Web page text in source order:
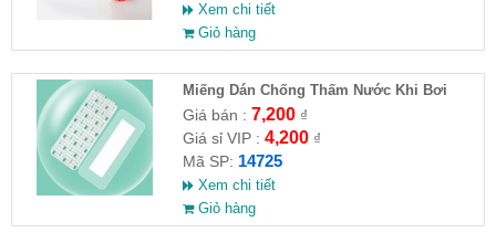
Xem chi tiết
Giỏ hàng
Miếng Dán Chống Thấm Nước Khi Bơi
Giá bán : 7,200₫
Giá sỉ VIP : 4,200₫
Mã SP: 14725
Xem chi tiết
Giỏ hàng